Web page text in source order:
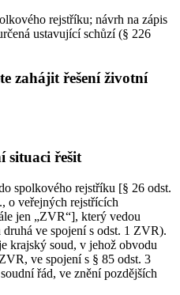
rejstříku; návrh na zápis
ustavující schůzí (§ 226
zahájit řešení životní
situaci řešit
spolkového rejstříku [§ 26 odst.
o veřejných rejstřících
jen „ZVR“], který vedou
ve spojení s odst. 1 ZVR).
krajský soud, v jehož obvodu
ve spojení s § 85 odst. 3
řád, ve znění pozdějších